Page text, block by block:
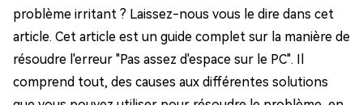
problème irritant ? Laissez-nous vous le dire dans cet
article. Cet article est un guide complet sur la manière de
résoudre l'erreur "Pas assez d'espace sur le PC". Il
comprend tout, des causes aux différentes solutions